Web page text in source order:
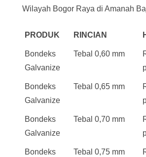
Wilayah Bogor Raya di Amanah
PRODUK RINCIAN
Bondeks
Galvanize
Tebal 0,60 mm
Bondeks
Galvanize
Tebal 0,65 mm
Bondeks
Galvanize
Tebal 0,70 mm
Bondeks
Tebal 0,75 mm